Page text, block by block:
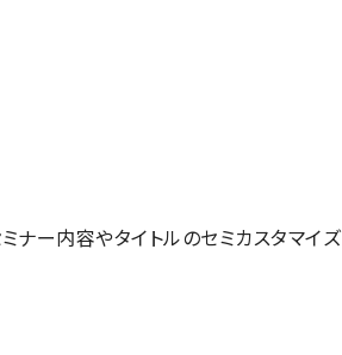
ナー内容やタイトルのセミカスタマイズ